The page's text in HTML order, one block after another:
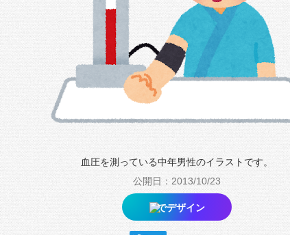
血圧を測っている中年男性のイラストです。
公開日：2013/10/23
でデザイン